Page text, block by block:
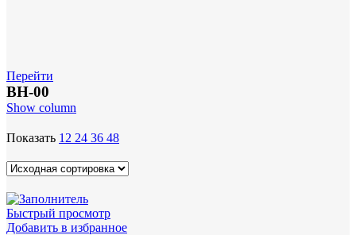
Перейти
ВН-00
Show column
Показать 12 24 36 48
Быстрый просмотр
Добавить в избранное